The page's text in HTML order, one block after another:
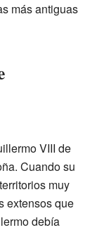
más antiguas
VIII de
Cuando su
muy
extensos que
debía